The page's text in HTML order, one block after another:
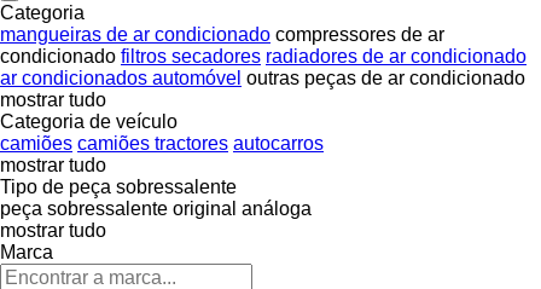
Categoria
mangueiras de ar condicionado compressores de ar
condicionado filtros secadores radiadores de ar condicionado
ar condicionados automóvel outras peças de ar condicionado
mostrar tudo
Categoria de veículo
camiões camiões tractores autocarros
mostrar tudo
Tipo de peça sobressalente
peça sobressalente original análoga
mostrar tudo
Marca